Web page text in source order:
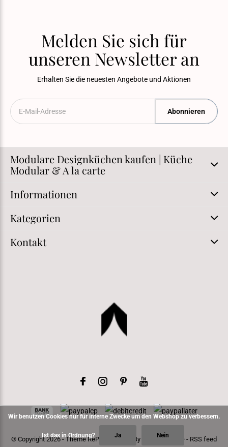
Melden Sie sich für
unseren Newsletter an
Erhalten Sie die neuesten Angebote und Aktionen
Abonnieren
Modulare Designküchen kaufen | Küche
Modular & A la carte
Informationen
Kategorien
Kontakt
© Copyright2026- Theme RePos - Theme By DMWSx Plus+ - RSS feed
Wir benutzen Cookies nur für interne Zwecke um den Webshop zu verbessern.
Ist das in Ordnung? Ja Nein